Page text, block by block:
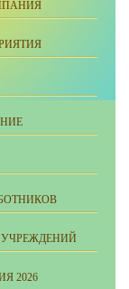
2026